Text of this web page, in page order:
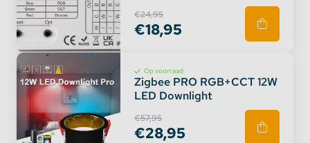
€24,95
€18,95
Op voorraad
Zigbee PRO RGB+CCT 12W
LED Downlight
€57,95
€28,95